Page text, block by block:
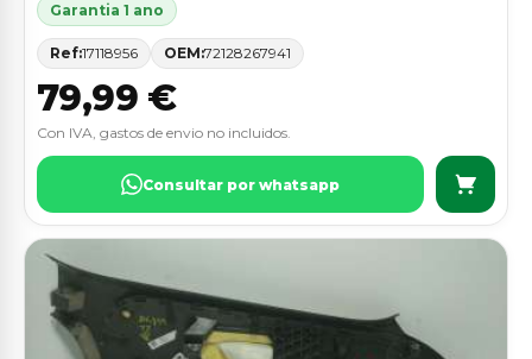
Garantia 1 ano
Ref:17118956 OEM:72128267941
79,99 €
Con IVA, gastos de envio no incluidos.
Consultar por whatsapp